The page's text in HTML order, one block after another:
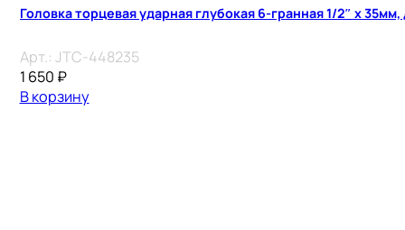
Головка торцевая ударная глубокая 6-гранная 1/2″ х
Арт.: JTC-448235
1 650 ₽
В корзину